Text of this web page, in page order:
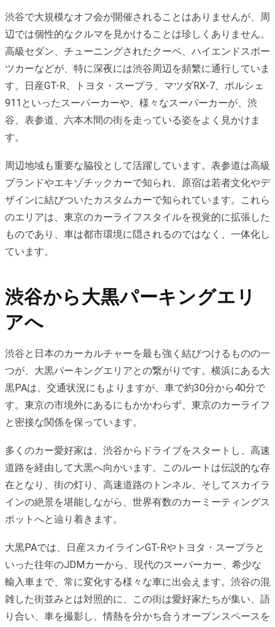
渋谷で大規模なオフ会が開催されることはありませんが、周
辺では個性的なクルマを見かけることは珍しくありません。
高級セダン、チューニングされたクーペ、ハイエンドスポー
ツカーなどが、特に深夜には渋谷周辺を頻繁に通行していま
す。日産GT-R、トヨタ・スープラ、マツダRX-7、ポルシェ
911といったスーパーカーや、様々なスーパーカーが、渋
谷、表参道、六本木間の街を走っている姿をよく見かけま
す。
周辺地域も重要な脇役として活躍しています。表参道は高級
ブランドやエキゾチックカーで知られ、原宿は若者文化やデ
ザインに結びついたカスタムカーで知られています。これら
のエリアは、東京のカーライフスタイルを視覚的に拡張した
ものであり、車は都市環境に隠されるのではなく、一体化し
ています。
渋谷から大黒パーキングエリ
アへ
渋谷と日本のカーカルチャーを最も強く結びつけるものの一
つが、大黒パーキングエリアとの繋がりです。横浜にある大
黒PAは、交通状況にもよりますが、車で約30分から40分で
す。東京の市境外にあるにもかかわらず、東京のカーライフ
と密接な関係を保っています。
多くのカー愛好家は、渋谷からドライブをスタートし、高速
道路を経由して大黒へ向かいます。このルートは伝説的な存
在となり、街の灯り、高速道路のトンネル、そしてスカイラ
インの絶景を堪能しながら、世界有数のカーミーティングス
ポットへと辿り着きます。
大黒PAでは、日産スカイラインGT-Rやトヨタ・スープラと
いった往年のJDMカーから、現代​​のスーパーカー、希少な
輸入車まで、常に変化する様々な車に出会えます。渋谷の混
雑した街並みとは対照的に、この街は愛好家たちが集い、語
り合い、車を撮影し、情熱を分かち合うオープンスペースを